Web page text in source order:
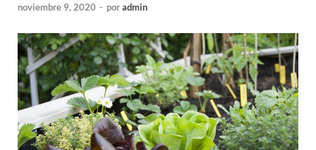
noviembre 9, 2020 - poradmin